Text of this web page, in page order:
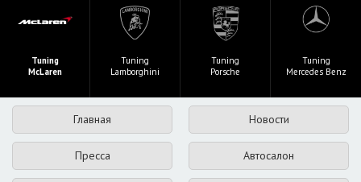
Tuning
McLaren
Tuning
Lamborghini
Tuning
Porsche
Tuning
Mercedes Benz
Главная Новости
Пресса Автосалон